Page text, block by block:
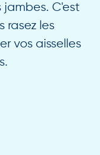
jambes. C'est
rasez les
vos aisselles